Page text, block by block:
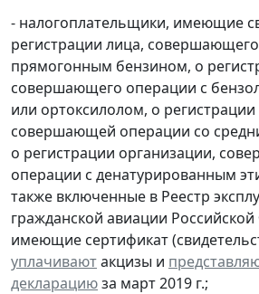
- налогоплательщики, имеющие
регистрации лица,
прямогонным бензином, о
совершающего операции с
или ортоксилолом, о
совершающей операции со
о регистрации организации,
операции с денатурированным
также включенные в Реестр
гражданской авиации
имеющие сертификат
уплачиваютакцизы и
декларациюза март 2019 г.;